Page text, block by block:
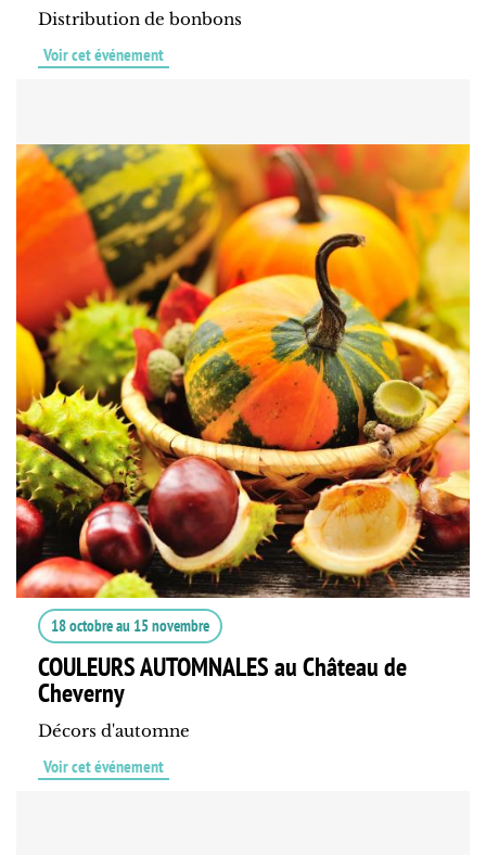
Distribution de bonbons
Voir cet événement
18 octobreau 15 novembre
COULEURS AUTOMNALES au Château de
Cheverny
Décors d'automne
Voir cet événement